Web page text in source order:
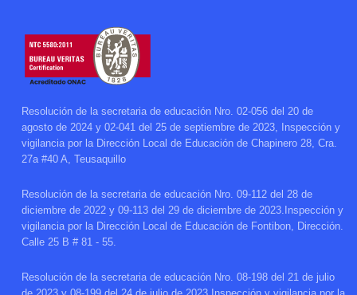
Resolución de la secretaria de educación Nro. 02-056 del 20 de
agosto de 2024 y 02-041 del 25 de septiembre de 2023, Inspección y
vigilancia por la Dirección Local de Educación de Chapinero 28, Cra.
27a #40 A, Teusaquillo
Resolución de la secretaria de educación Nro. 09-112 del 28 de
diciembre de 2022 y 09-113 del 29 de diciembre de 2023.Inspección y
vigilancia por la Dirección Local de Educación de Fontibon, Dirección.
Calle 25 B # 81 - 55.
Resolución de la secretaria de educación Nro. 08-198 del 21 de julio